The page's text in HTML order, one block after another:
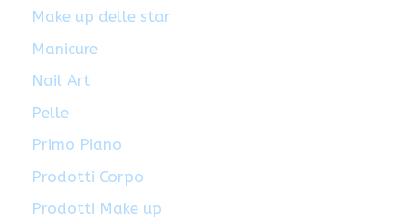
Make up delle star
Manicure
Nail Art
Pelle
Primo Piano
Prodotti Corpo
Prodotti Make up